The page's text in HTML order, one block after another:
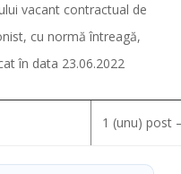
vacant contractual de
cu normă întreagă,
în data 23.06.2022
1 (unu) post